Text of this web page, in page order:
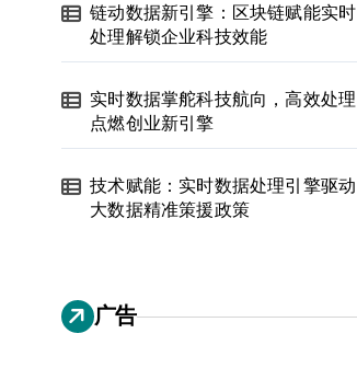
链动数据新引擎：区块链赋能实时
处理解锁企业科技效能
实时数据掌舵科技航向，高效处理
点燃创业新引擎
技术赋能：实时数据处理引擎驱动
大数据精准策援政策
广告